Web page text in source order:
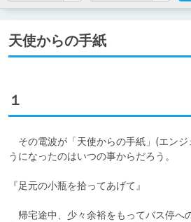
天使からの手紙
１
その電波が「天使からの手紙」(エンジ
うになったのはいつの事からだろう。
『足元の小瓶を拾ってあげて』
帰宅途中、少々余裕をもってバス停へ